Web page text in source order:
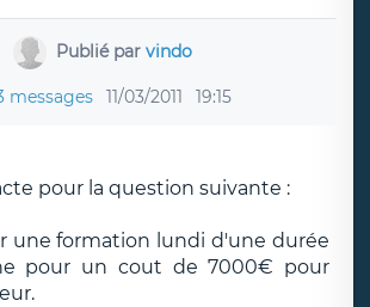
Publié par vindo
messages 11/03/2011 19:15
pour la question suivante :
une formation lundi d'une durée
pour un cout de 7000€ pour